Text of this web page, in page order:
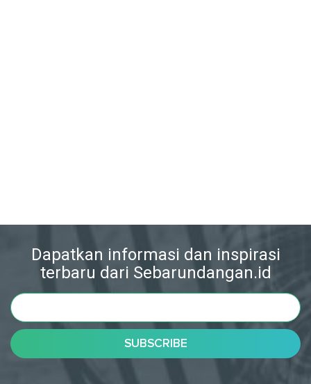
Dapatkan informasi dan inspirasi
terbaru dari Sebarundangan.id